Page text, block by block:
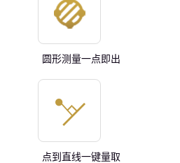
圆形测量一点即出
点到直线一键量取